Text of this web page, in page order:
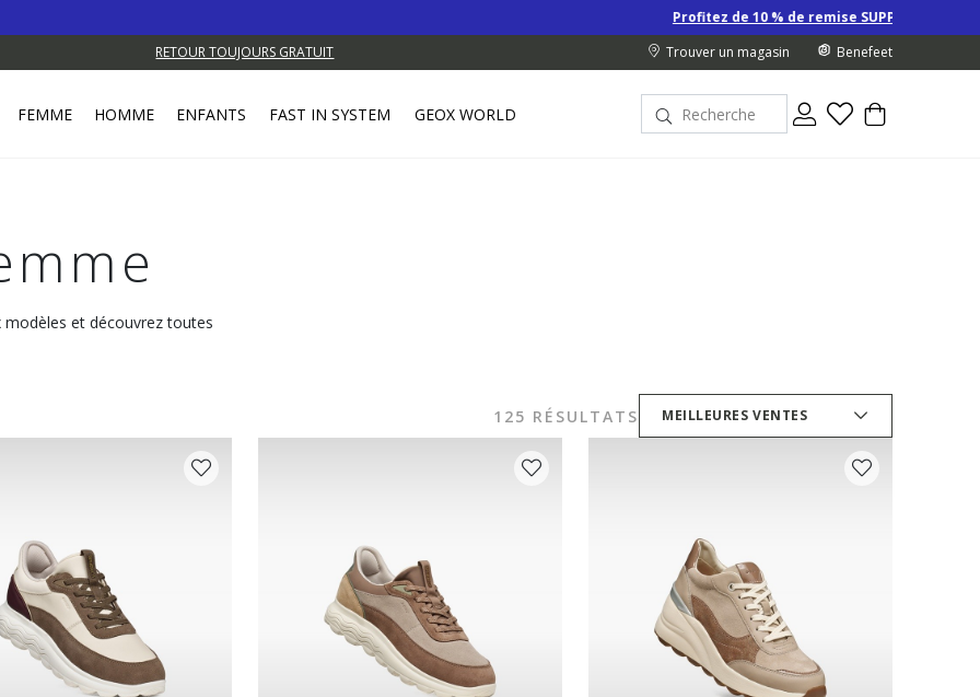
Profitez de 10 % de remise SUPPLÉMENTAIRE sur les
RETOUR TOUJOURS GRATUIT Trouver un magasin Benefeet
FEMME HOMME ENFANTS FAST IN SYSTEM GEOX WORLD
modèles et découvrez toutes
125 RÉSULTATS MEILLEURES VENTES